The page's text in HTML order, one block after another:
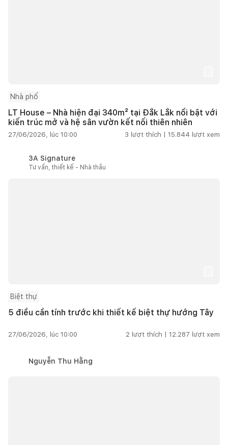
Nhà phố
LT House – Nhà hiện đại 340m² tại Đắk Lắk nổi bật với
kiến trúc mở và hệ sân vườn kết nối thiên nhiên
27/06/2026, lúc 10:00 3 lượt thích | 15.844 lượt xem
3A Signature
Tư vấn, thiết kế - Nhà thầu
Biệt thự
5 điều cần tính trước khi thiết kế biệt thự hướng Tây
27/06/2026, lúc 10:00 2 lượt thích | 12.287 lượt xem
Nguyễn Thu Hằng